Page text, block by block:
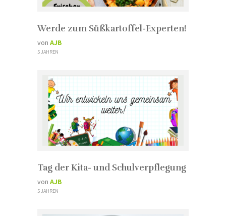
Werde zum Süßkartoffel-Experten!
von AJB
5 JAHREN
Tag der Kita- und Schulverpflegung
von AJB
5 JAHREN